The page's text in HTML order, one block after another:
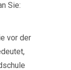
Sie:
vor der